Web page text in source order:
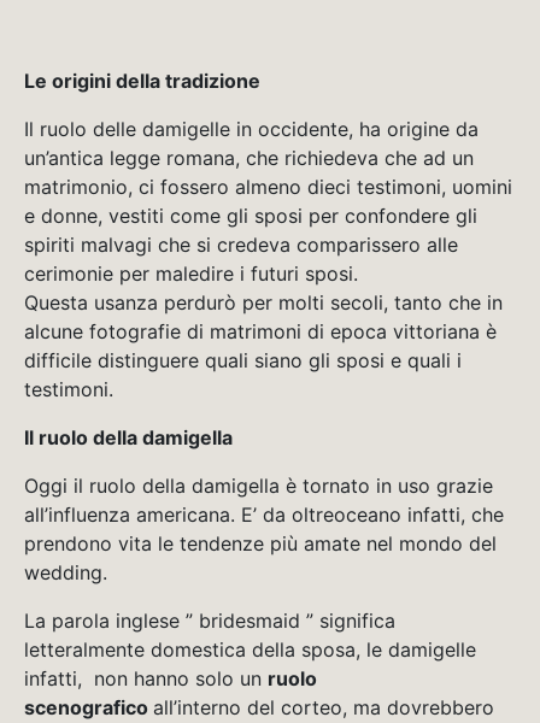
Le origini della tradizione
Il ruolo delle damigelle in occidente, ha origine da
un’antica legge romana, che richiedeva che ad un
matrimonio, ci fossero almeno dieci testimoni, uomini
e donne, vestiti come gli sposi per confondere gli
spiriti malvagi che si credeva comparissero alle
cerimonie per maledire i futuri sposi.
Questa usanza perdurò per molti secoli, tanto che in
alcune fotografie di matrimoni di epoca vittoriana è
difficile distinguere quali siano gli sposi e quali i
testimoni.
Il ruolo della damigella
Oggi il ruolo della damigella è tornato in uso grazie
all’influenza americana. E’ da oltreoceano infatti, che
prendono vita le tendenze più amate nel mondo del
wedding.
La parola inglese ” bridesmaid ” significa
letteralmente domestica della sposa, le damigelle
infatti, non hanno solo un ruolo
scenografico all’interno del corteo, ma dovrebbero